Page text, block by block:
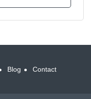
Blog Contact